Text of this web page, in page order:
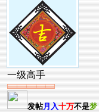
一级高手
发帖月入十万不是梦